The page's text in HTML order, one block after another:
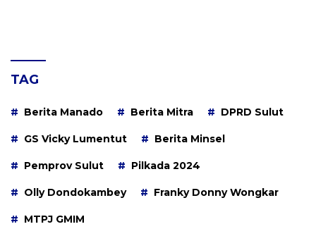
TAG
Berita Manado Berita Mitra DPRD Sulut
GS Vicky Lumentut Berita Minsel
Pemprov Sulut Pilkada 2024
Olly Dondokambey Franky Donny Wongkar
MTPJ GMIM